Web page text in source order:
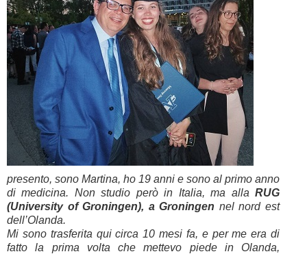
presento, sono Martina, ho 19 anni e sono al primo anno
di medicina. Non studio però in Italia, ma alla RUG
(University of Groningen), a Groningen nel nord est
dell’Olanda.
Mi sono trasferita qui circa 10 mesi fa, e per me era di
fatto la prima volta che mettevo piede in Olanda,